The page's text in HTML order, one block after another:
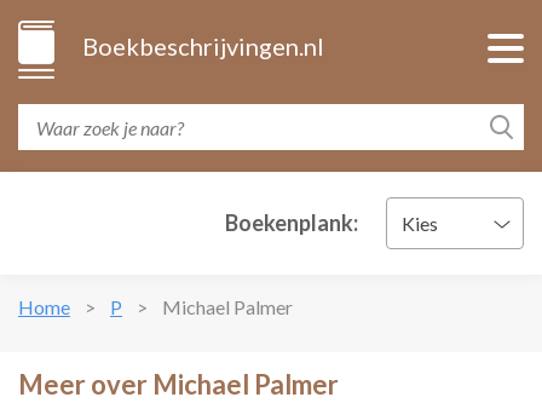
Boekbeschrijvingen.nl
Boekenplank: Kies
Home P Michael Palmer
Meer over Michael Palmer